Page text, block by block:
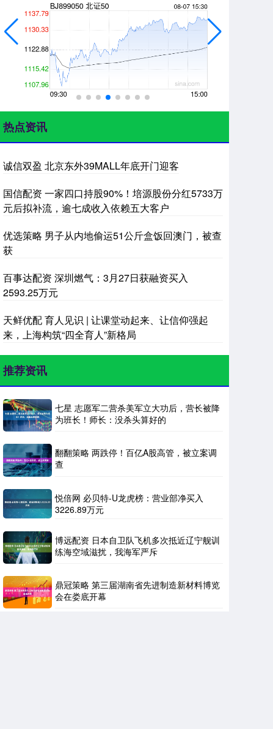
热点资讯
诚信双盈 北京东外39MALL年底开门迎客
国信配资 一家四口持股90%！培源股份分红5733万
元后拟补流，逾七成收入依赖五大客户
优选策略 男子从内地偷运51公斤盒饭回澳门，被查
获
百事达配资 深圳燃气：3月27日获融资买入
2593.25万元
天鲜优配 育人见识 | 让课堂动起来、让信仰强起
来，上海构筑“四全育人”新格局
推荐资讯
七星 志愿军二营杀美军立大功后，营长被降
为班长！师长：没杀头算好的
翻翻策略 两跌停！百亿A股高管，被立案调
查
悦倍网 必贝特-U龙虎榜：营业部净买入
3226.89万元
博远配资 日本自卫队飞机多次抵近辽宁舰训
练海空域滋扰，我海军严斥
鼎冠策略 第三届湖南省先进制造新材料博览
会在娄底开幕